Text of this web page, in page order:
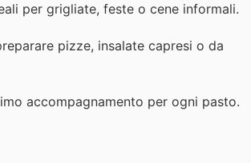
per grigliate, feste o cene informali.
pizze, insalate capresi o da
accompagnamento per ogni pasto.